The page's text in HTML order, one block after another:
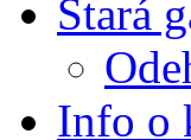
Stará
Info o